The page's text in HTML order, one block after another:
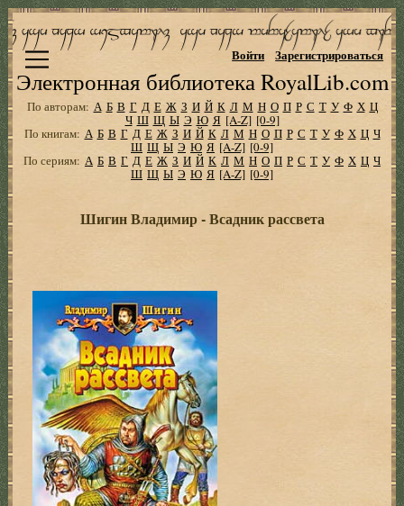
Электронная библиотека RoyalLib.com
Войти Зарегистрироваться
По авторам: А Б В Г Д Е Ж З И Й К Л М Н О П Р С Т У Ф Х Ц
Ч Ш Щ Ы Э Ю Я [A-Z] [0-9]
По книгам: А Б В Г Д Е Ж З И Й К Л М Н О П Р С Т У Ф Х Ц Ч
Ш Щ Ы Э Ю Я [A-Z] [0-9]
По сериям: А Б В Г Д Е Ж З И Й К Л М Н О П Р С Т У Ф Х Ц Ч
Ш Щ Ы Э Ю Я [A-Z] [0-9]
Шигин Владимир - Всадник рассвета